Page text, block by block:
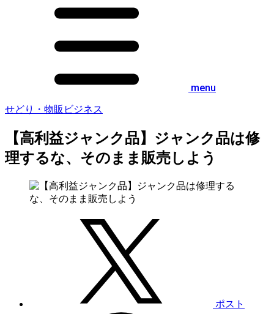
menu
せどり・物販ビジネス
【高利益ジャンク品】ジャンク品は修
理するな、そのまま販売しよう
ポスト